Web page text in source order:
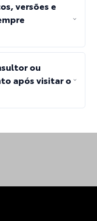
versões e
ou
após visitar o